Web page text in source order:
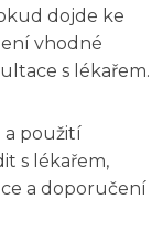
dojde ke
vhodné
s lékařem.
a použití
s lékařem,
a doporučení